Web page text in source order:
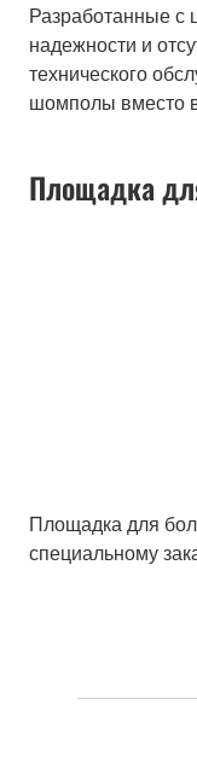
Разработанные с
надежности и
технического
шомполы вместо
Площадка
Площадка для
специальному